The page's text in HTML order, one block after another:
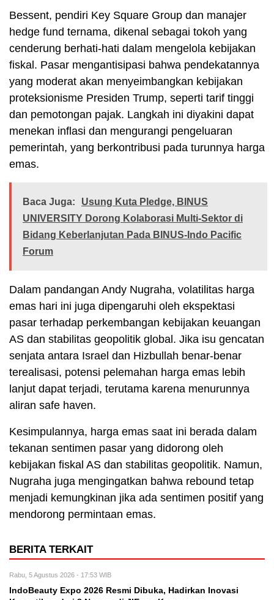
Bessent, pendiri Key Square Group dan manajer
hedge fund ternama, dikenal sebagai tokoh yang
cenderung berhati-hati dalam mengelola kebijakan
fiskal. Pasar mengantisipasi bahwa pendekatannya
yang moderat akan menyeimbangkan kebijakan
proteksionisme Presiden Trump, seperti tarif tinggi
dan pemotongan pajak. Langkah ini diyakini dapat
menekan inflasi dan mengurangi pengeluaran
pemerintah, yang berkontribusi pada turunnya harga
emas.
Baca Juga:
Usung Kuta Pledge, BINUS
UNIVERSITY Dorong Kolaborasi Multi-Sektor di
Bidang Keberlanjutan Pada BINUS-Indo Pacific
Forum
Dalam pandangan Andy Nugraha, volatilitas harga
emas hari ini juga dipengaruhi oleh ekspektasi
pasar terhadap perkembangan kebijakan keuangan
AS dan stabilitas geopolitik global. Jika isu gencatan
senjata antara Israel dan Hizbullah benar-benar
terealisasi, potensi pelemahan harga emas lebih
lanjut dapat terjadi, terutama karena menurunnya
aliran safe haven.
Kesimpulannya, harga emas saat ini berada dalam
tekanan sentimen pasar yang didorong oleh
kebijakan fiskal AS dan stabilitas geopolitik. Namun,
Nugraha juga mengingatkan bahwa rebound tetap
menjadi kemungkinan jika ada sentimen positif yang
mendorong permintaan emas.
BERITA TERKAIT
Rabu, 5 Agustus 2026 - 17:53 WIB
IndoBeauty Expo 2026 Resmi Dibuka, Hadirkan Inovasi